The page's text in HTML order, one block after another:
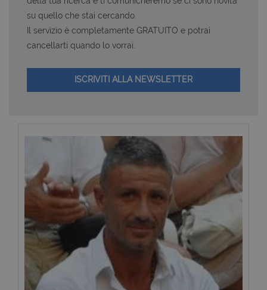
su quello che stai cercando.
Il servizio è completamente GRATUITO e potrai
cancellarti quando lo vorrai.
ISCRIVITI ALLA NEWSLETTER